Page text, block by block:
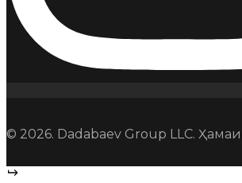
© 2026. Dadabaev Group LLC. Ҳамаи